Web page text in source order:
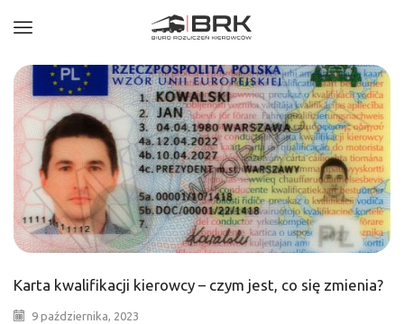
Karta kwalifikacji kierowcy – czym jest, co się zmienia?
9 października, 2023